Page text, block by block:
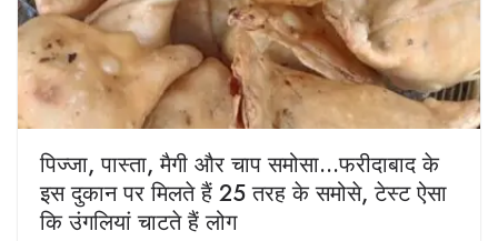
पिज्जा, पास्ता, मैगी और चाप समोसा…फरीदाबाद के
इस दुकान पर मिलते हैं 25 तरह के समोसे, टेस्ट ऐसा
कि उंगलियां चाटते हैं लोग